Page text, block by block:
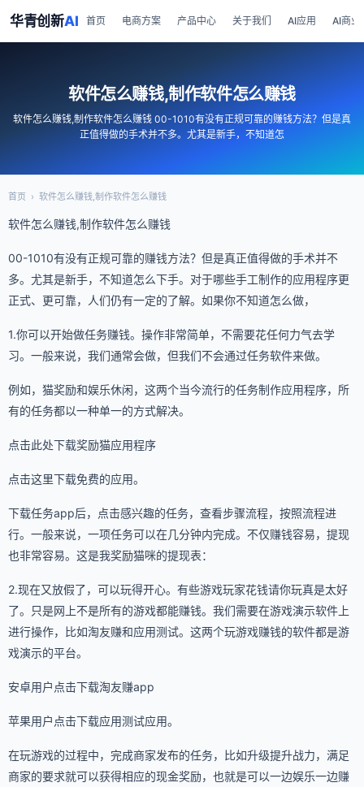
华青创新AI 首页 电商方案 产品中心 关于我们 AI应用 AI商业
软件怎么赚钱,制作软件怎么赚钱
软件怎么赚钱,制作软件怎么赚钱 00-1010有没有正规可靠的赚钱方法？但是真
正值得做的手术并不多。尤其是新手，不知道怎
首页 › 软件怎么赚钱,制作软件怎么赚钱
软件怎么赚钱,制作软件怎么赚钱
00-1010有没有正规可靠的赚钱方法？但是真正值得做的手术并不
多。尤其是新手，不知道怎么下手。对于哪些手工制作的应用程序更
正式、更可靠，人们仍有一定的了解。如果你不知道怎么做，
1.你可以开始做任务赚钱。操作非常简单，不需要花任何力气去学
习。一般来说，我们通常会做，但我们不会通过任务软件来做。
例如，猫奖励和娱乐休闲，这两个当今流行的任务制作应用程序，所
有的任务都以一种单一的方式解决。
点击此处下载奖励猫应用程序
点击这里下载免费的应用。
下载任务app后，点击感兴趣的任务，查看步骤流程，按照流程进
行。一般来说，一项任务可以在几分钟内完成。不仅赚钱容易，提现
也非常容易。这是我奖励猫咪的提现表：
2.现在又放假了，可以玩得开心。有些游戏玩家花钱请你玩真是太好
了。只是网上不是所有的游戏都能赚钱。我们需要在游戏演示软件上
进行操作，比如淘友赚和应用测试。这两个玩游戏赚钱的软件都是游
戏演示的平台。
安卓用户点击下载淘友赚app
苹果用户点击下载应用测试应用。
在玩游戏的过程中，完成商家发布的任务，比如升级提升战力，满足
商家的要求就可以获得相应的现金奖励，也就是可以一边娱乐一边赚